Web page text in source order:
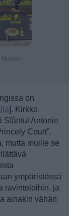
klubien
on
]. Kirkko
Sfântul Antonie
Court”.
mutta muille se
ympäristössä
ravintoloihin, ja
ainakin vähän